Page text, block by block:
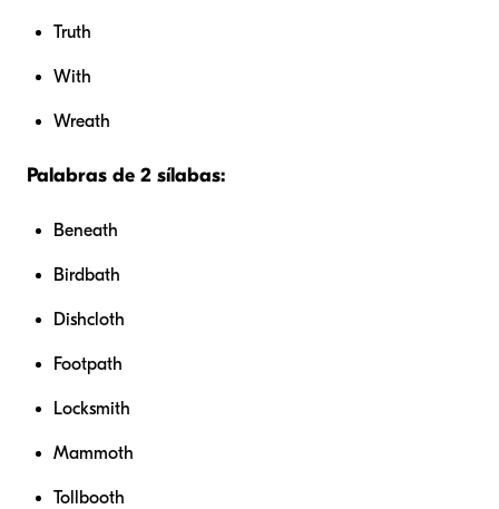
Truth
With
Wreath
Palabras de 2 sílabas:
Beneath
Birdbath
Dishcloth
Footpath
Locksmith
Mammoth
Tollbooth